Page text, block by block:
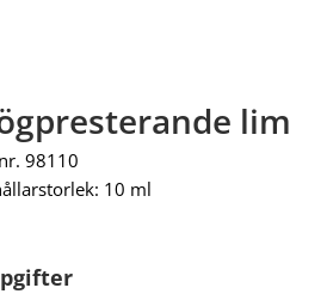
lim
98110
10 ml